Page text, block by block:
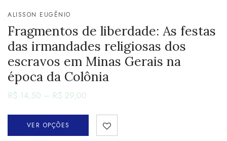
ALISSON EUGÊNIO
Fragmentos de liberdade: As festas
das irmandades religiosas dos
escravos em Minas Gerais na
época da Colônia
R$ 14,50 – R$ 29,00
VER OPÇÕES